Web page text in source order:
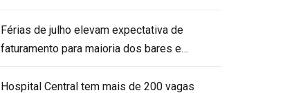
Férias de julho elevam expectativa de
faturamento para maioria dos bares e…
Hospital Central tem mais de 200 vagas